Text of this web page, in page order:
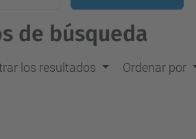
de búsqueda
los resultados Ordenar por